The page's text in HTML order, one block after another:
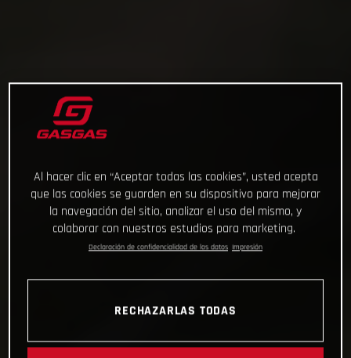
Al hacer clic en “Aceptar todas las cookies”, usted acepta
que las cookies se guarden en su dispositivo para mejorar
la navegación del sitio, analizar el uso del mismo, y
colaborar con nuestros estudios para marketing.
Declaración de confidencialidad de los datos Impresión
RECHAZARLAS TODAS